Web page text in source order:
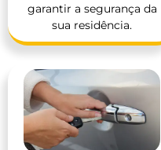
garantir a segurança da
sua residência.